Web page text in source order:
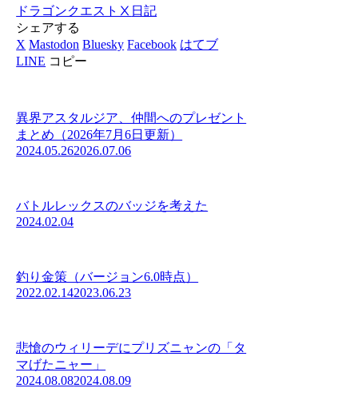
ドラゴンクエストⅩ 日記
シェアする
X Mastodon Bluesky Facebook はてブ
LINE コピー
異界アスタルジア、仲間へのプレゼント
まとめ（2026年7月6日更新）
2024.05.262026.07.06
バトルレックスのバッジを考えた
2024.02.04
釣り金策（バージョン6.0時点）
2022.02.142023.06.23
悲愴のウィリーデにプリズニャンの「タ
マげたニャー」
2024.08.082024.08.09